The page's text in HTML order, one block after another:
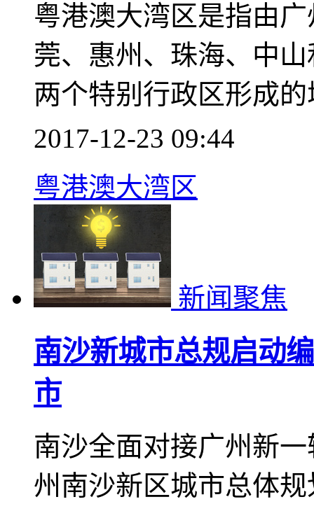
粤港澳大湾区是指由
莞、惠州、珠海、中
两个特别行政区形成
2017-12-23 09:44
粤港澳大湾区
新闻聚焦
南沙新城市总规启动
市
南沙全面对接广州新
州南沙新区城市总体